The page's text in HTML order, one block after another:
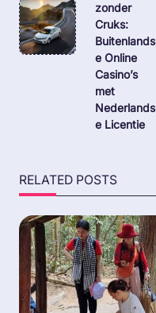
reader-
text">Page</span>
zonder
Cruks:
Buitenlands
e Online
Casino’s
met
Nederlands
e Licentie
RELATED POSTS